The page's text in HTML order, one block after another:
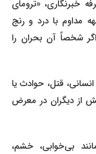
«ترومای
با درد و رنج
شخصاً آن بحران را
قتل، حوادث یا
دیگران در معرض
بی‌خوابی، خشم،